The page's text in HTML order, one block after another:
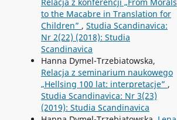
to the Macabre in Translation for
Children” , Studia Scandinavica:
Nr 2(22) (2018): Studia
Scandinavica
Hanna Dymel-Trzebiatowska,
Relacja z seminarium naukowego
„Hellsing 100 lat: interpretacje” ,
Studia Scandinavica: Nr 3(23)
(2019): Studia Scandinavica